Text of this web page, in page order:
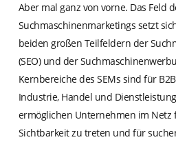
Aber mal ganz von vorne. Das Feld
Suchmaschinenmarketings setzt
beiden großen Teilfeldern der
(SEO) und der
Kernbereiche des SEMs sind für
Industrie, Handel und
ermöglichen Unternehmen im Netz
Sichtbarkeit zu treten und für